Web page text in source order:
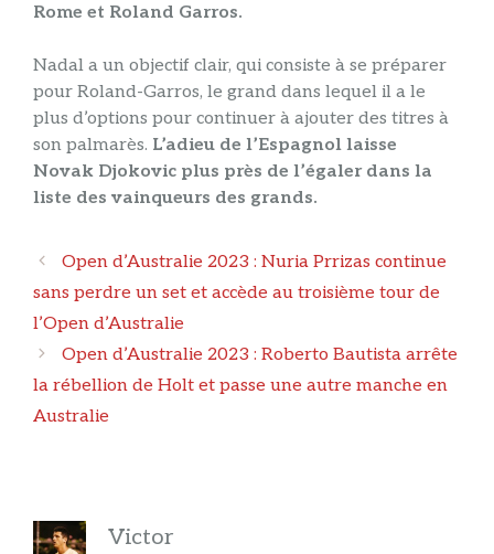
Rome et Roland Garros.
Nadal a un objectif clair, qui consiste à se préparer
pour Roland-Garros, le grand dans lequel il a le
plus d’options pour continuer à ajouter des titres à
son palmarès. L’adieu de l’Espagnol laisse
Novak Djokovic plus près de l’égaler dans la
liste des vainqueurs des grands.
Navigation
des
articles
Open d’Australie 2023 : Nuria Prrizas continue
sans perdre un set et accède au troisième tour de
l’Open d’Australie
Open d’Australie 2023 : Roberto Bautista arrête
la rébellion de Holt et passe une autre manche en
Australie
Victor